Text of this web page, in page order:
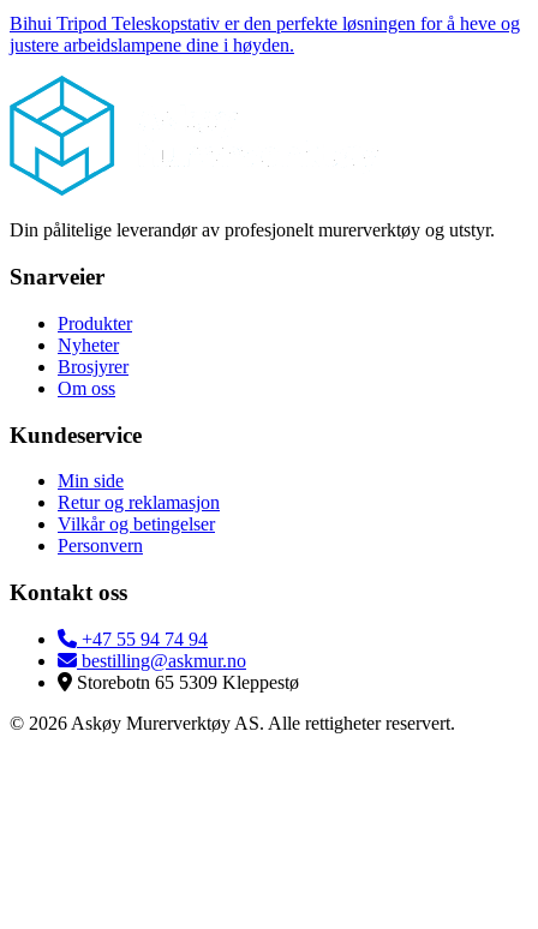
Bihui Tripod Teleskopstativ er den perfekte løsningen for å heve og
justere arbeidslampene dine i høyden.
Footer
Din pålitelige leverandør av profesjonelt murerverktøy og utstyr.
Snarveier
Produkter
Nyheter
Brosjyrer
Om oss
Kundeservice
Min side
Retur og reklamasjon
Vilkår og betingelser
Personvern
Kontakt oss
+47 55 94 74 94
bestilling@askmur.no
Storebotn 65 5309 Kleppestø
© 2026 Askøy Murerverktøy AS. Alle rettigheter reservert.